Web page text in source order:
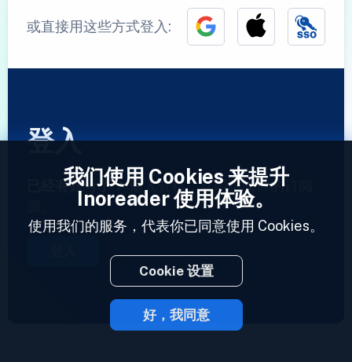
或直接用这些方式登入:
登入
已经有账号了？输入资料，立即访问你的订阅
2023 © Inoreader
我们使用 Cookies 来提升
Inoreader 使用体验。
使用我们的服务，代表你已同意使用 Cookies。
Cookie 设置
好，我同意